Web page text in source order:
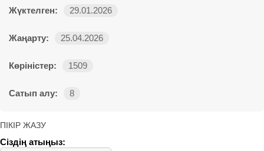
Жүктелген: 29.01.2026
Жаңарту: 25.04.2026
Көріністер: 1509
Сатып алу: 8
ПІКІР ЖАЗУ
Сіздің атыңыз: